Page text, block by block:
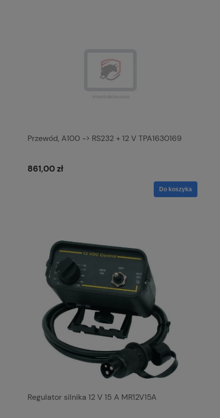
Przewód, A100 -> RS232 + 12 V TPA1630169
861,00 zł
Do koszyka
Regulator silnika 12 V 15 A MR12V15A